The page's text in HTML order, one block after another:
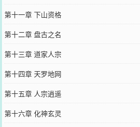
第十一章 下山资格
第十二章 盘古之名
第十三章 道家人宗
第十四章 天罗地网
第十五章 人宗逍遥
第十六章 化神玄灵